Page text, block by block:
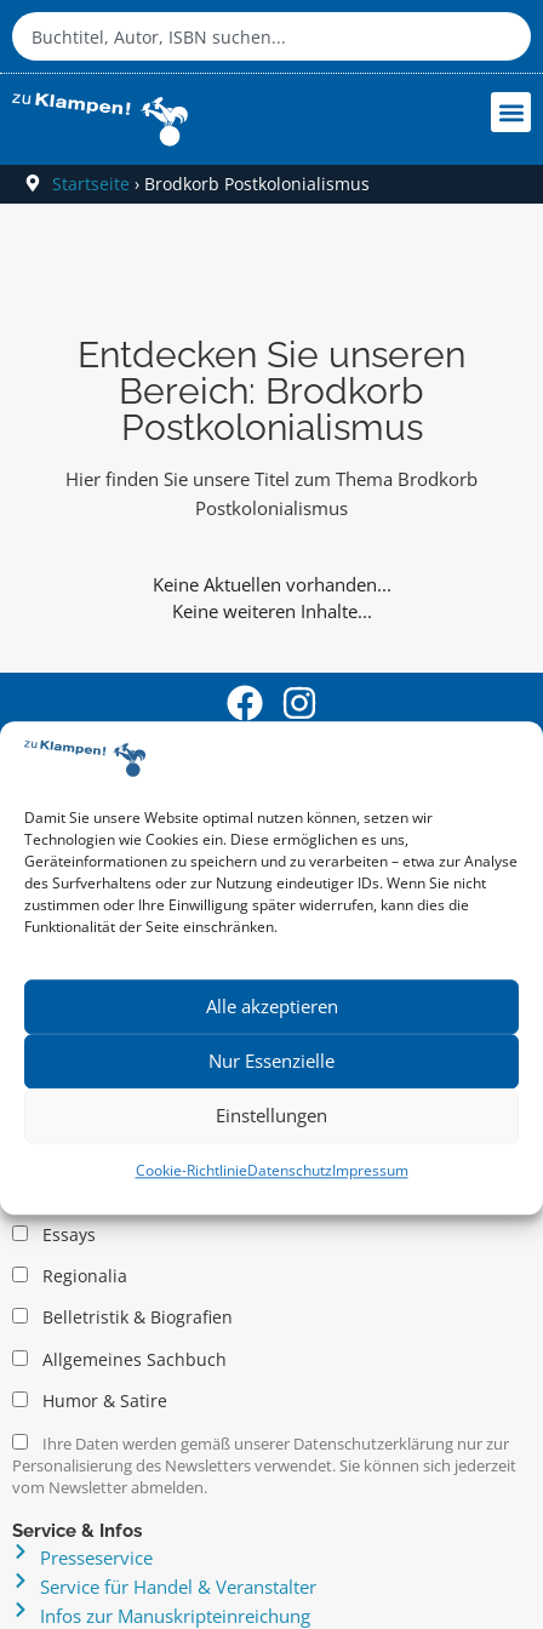
Damit Sie unsere Website optimal nutzen können, setzen wir
Technologien wie Cookies ein. Diese ermöglichen es uns,
Geräteinformationen zu speichern und zu verarbeiten – etwa zur Analyse
des Surfverhaltens oder zur Nutzung eindeutiger IDs. Wenn Sie nicht
zustimmen oder Ihre Einwilligung später widerrufen, kann dies die
Funktionalität der Seite einschränken.
Alle akzeptieren
Nur Essenzielle
Einstellungen
Cookie-RichtlinieDatenschutzImpressum
Startseite › Brodkorb Postkolonialismus
Entdecken Sie unseren
Bereich: Brodkorb
Postkolonialismus
Hier finden Sie unsere Titel zum Thema Brodkorb
Postkolonialismus
Keine weiteren Inhalte...
Aktuelle Vorschau
Entdecken Sie das aktuelle zu-Klampen!-Verlagsprogramm.
Hier finden Sie die Verlagsvorschau – einfach direkt online
reinlesen oder herunterladen.
Newsletter
News zu aktuellen Neuheiten und Nachrichten im zu Klampen!
Verlag – jederzeit wieder abbestellbar.
Essays
Regionalia
Belletristik & Biografien
Allgemeines Sachbuch
Humor & Satire
Ihre Daten werden gemäß unserer Datenschutzerklärung nur zur
Personalisierung des Newsletters verwendet. Sie können sich jederzeit
vom Newsletter abmelden.
Service & Infos
Presseservice
Service für Handel & Veranstalter
Infos zur Manuskripteinreichung